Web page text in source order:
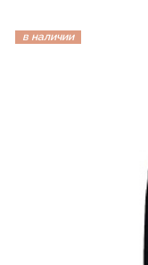
в наличии